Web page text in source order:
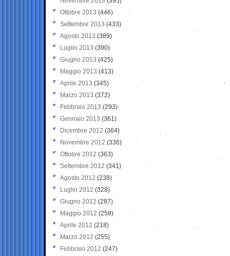
Ottobre 2013 (446)
Settembre 2013 (433)
Agosto 2013 (389)
Luglio 2013 (390)
Giugno 2013 (425)
Maggio 2013 (413)
Aprile 2013 (345)
Marzo 2013 (372)
Febbraio 2013 (293)
Gennaio 2013 (361)
Dicembre 2012 (364)
Novembre 2012 (336)
Ottobre 2012 (363)
Settembre 2012 (341)
Agosto 2012 (238)
Luglio 2012 (328)
Giugno 2012 (287)
Maggio 2012 (258)
Aprile 2012 (218)
Marzo 2012 (255)
Febbraio 2012 (247)